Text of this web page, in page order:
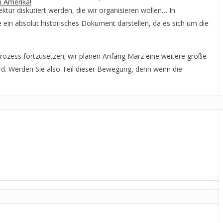
diskutiert werden, die wir organisieren wollen… In
absolut historisches Dokument darstellen, da es sich um die
fortzusetzen; wir planen Anfang März eine weitere große
Werden Sie also Teil dieser Bewegung, denn wenn die